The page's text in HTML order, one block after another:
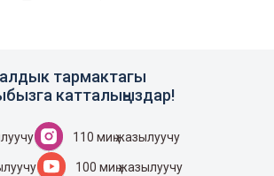
тармактагы
катталыңыздар!
110 миң жазылуучу
100 миң жазылуучу